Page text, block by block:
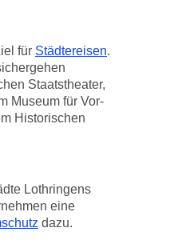
für Städtereisen.
Staatstheater,
Museum für Vor-
Historischen
Lothringens
eine
dazu.